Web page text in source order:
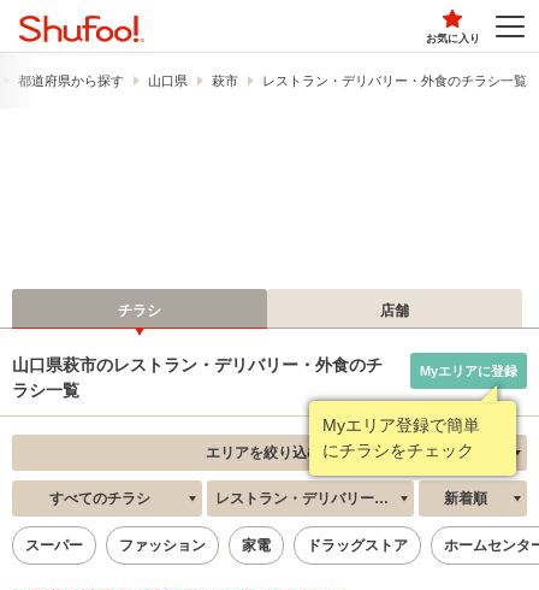
お気に入り
都道府県から探す 山口県 萩市 レストラン・デリバリー・外食のチラシ一覧
チラシ 店舗
山口県萩市のレストラン・デリバリー・外食のチ
ラシ一覧
Myエリア登録で簡単
にチラシをチェック
Myエリアに登録
エリアを絞り込む
すべてのチラシ レストラン・デリバリー・外食 新着順
スーパー ファッション 家電 ドラッグストア ホームセンタ